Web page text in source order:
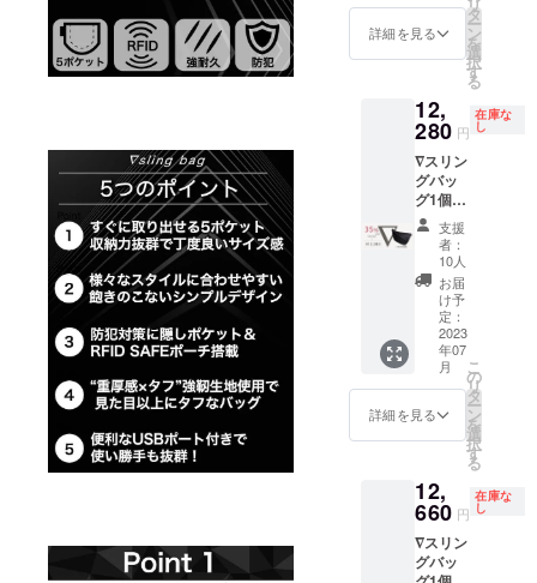
料無
料） ご
支援が
予想よ
えた場
合など
市販価
格が変
更とな
る場合
がござ
いま
す。 デ
ザイ
ン・仕
様は変
更にな
る可能
性もご
ざいま
す。ご
注文状
況、使
用する
部材の
供給状
詳細を見る
タ
ー
ン
を
選
択
す
る
12,
280 円
在庫な
し
∇スリン
グバッ
グ1個
一般販
売予定
価格
￥18,90
0の35%
OFF→
￥12,28
0（税
込・送
料無
料） ご
支援が
予想よ
えた場
合など
市販価
格が変
更とな
支援
者：
10人
お届
け予
定：
2023
年07
月
詳細を見る
こ
の
リ
タ
ー
ン
を
選
択
す
る
12,
660 円
在庫な
し
∇スリン
グバッ